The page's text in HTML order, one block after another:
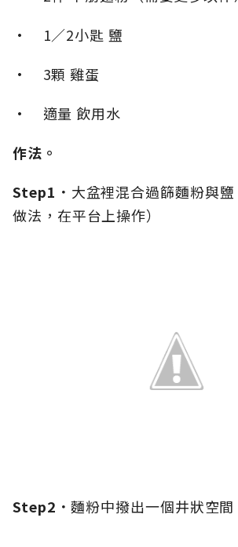
• 1／2小匙 鹽
• 3顆 雞蛋
• 適量 飲用水
作法。
Step1． 大盆裡混合過篩麵粉與
做法，在平台上操作）
Step2．麵粉中撥出一個井狀空